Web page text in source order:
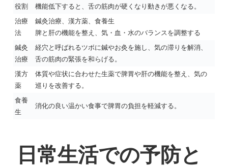
役割
機能低下すると、舌の筋肉が硬くなり動きが悪くなる。
治療
法
鍼灸治療、漢方薬、食養生
脾と肝の機能を整え、気・血・水のバランスを調整する
鍼灸
治療
経穴と呼ばれるツボに鍼やお灸を施し、気の滞りを解消、
舌の筋肉の緊張を和らげる。
漢方
薬
体質や症状に合わせた生薬で脾胃や肝の機能を整え、気の
巡りを改善する。
食養
生
消化の良い温かい食事で脾胃の負担を軽減する。
日常生活での予防と